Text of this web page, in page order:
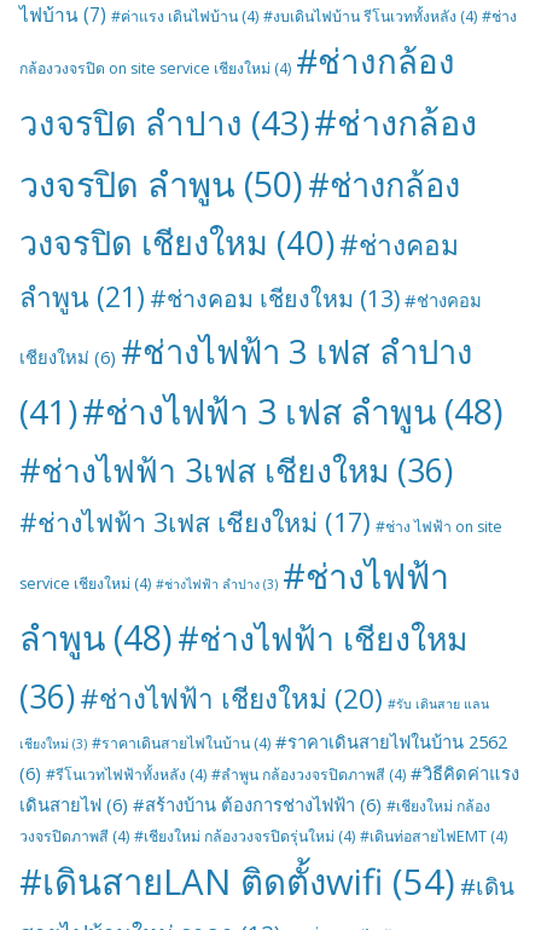
ไฟบ้าน(7) #ค่าแรง เดินไฟบ้าน (4) #งบเดินไฟบ้าน รีโนเวททั้งหลัง (4) #ช่าง
กล้องวงจรปิด on site service เชียงใหม่ (4) #ช่างกล้อง
วงจรปิด ลำปาง (43)#ช่างกล้อง
วงจรปิด ลำพูน (50)#ช่างกล้อง
วงจรปิด เชียงใหม (40)#ช่างคอม
ลำพูน (21) #ช่างคอม เชียงใหม (13) #ช่างคอม
เชียงใหม่ (6) #ช่างไฟฟ้า 3 เฟส ลำปาง
(41)#ช่างไฟฟ้า 3 เฟส ลำพูน (48)
#ช่างไฟฟ้า 3เฟส เชียงใหม (36)
#ช่างไฟฟ้า 3เฟส เชียงใหม่ (17) #ช่าง ไฟฟ้า on site
service เชียงใหม่ (4) #ช่างไฟฟ้า ลำปาง (3) #ช่างไฟฟ้า
ลำพูน (48)#ช่างไฟฟ้า เชียงใหม
(36)#ช่างไฟฟ้า เชียงใหม่ (20) #รับ เดินสาย แลน
เชียงใหม่ (3) #ราคาเดินสายไฟในบ้าน (4) #ราคาเดินสายไฟในบ้าน 2562
(6) #รีโนเวทไฟฟ้าทั้งหลัง (4) #ลำพูน กล้องวงจรปิดภาพสี (4) #วิธีคิดค่าแรง
เดินสายไฟ (6) #สร้างบ้าน ต้องการช่างไฟฟ้า (6) #เชียงใหม่ กล้อง
วงจรปิดภาพสี (4) #เชียงใหม่ กล้องวงจรปิดรุ่นใหม่ (4) #เดินท่อสายไฟEMT (4)
#เดินสายLAN ติดตั้งwifi (54) #เดิน